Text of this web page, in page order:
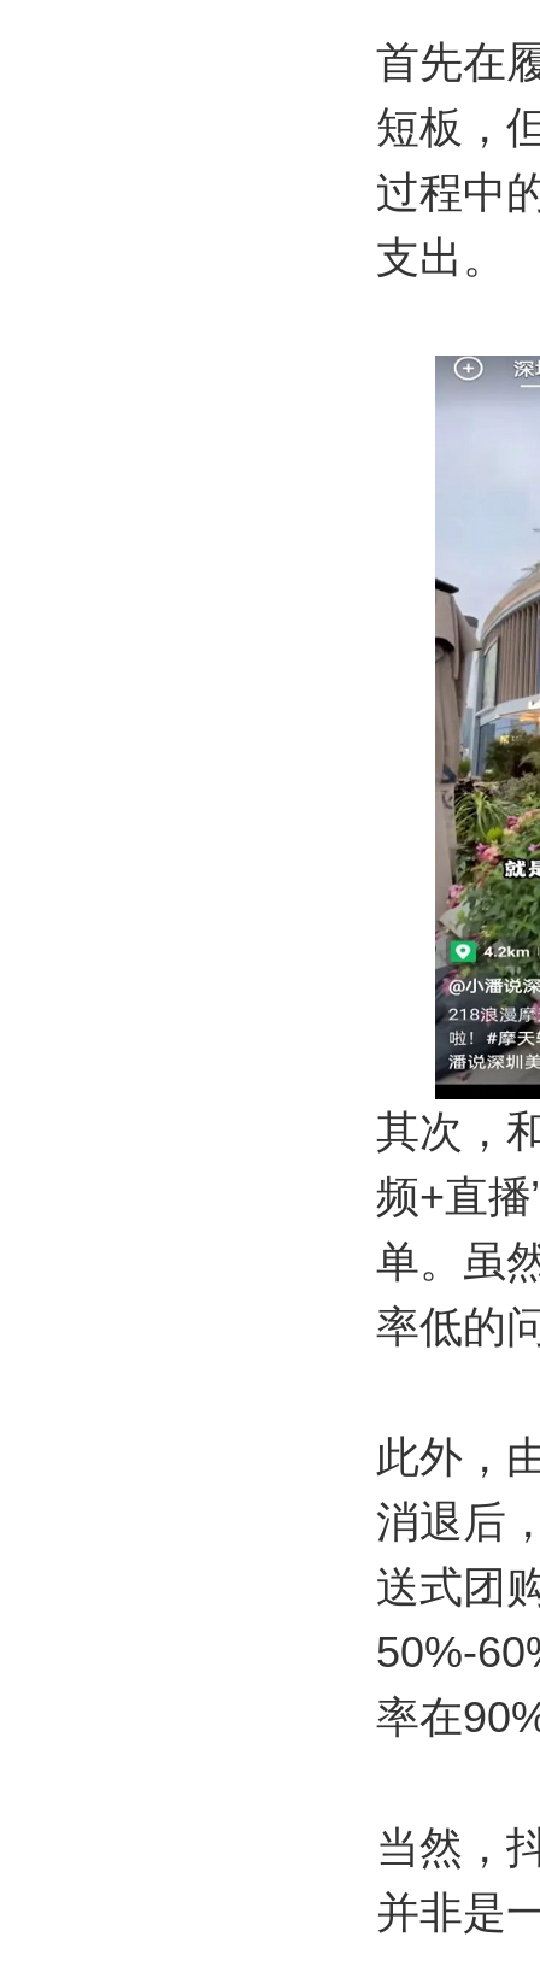
首先在
短板，
过程中
支出。
其次，
频+直
单。虽
率低的
此外，
消退后
送式团
50%-
率在
当然，
并非是